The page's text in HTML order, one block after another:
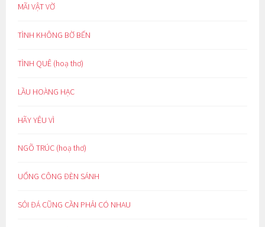
MÃI VẬT VỜ
TÌNH KHÔNG BỜ BẾN
TÌNH QUÊ (hoạ thơ)
LẦU HOÀNG HẠC
HÃY YÊU VÌ
NGÕ TRÚC (hoạ thơ)
UỔNG CÔNG ĐÈN SÁNH
SỎI ĐÁ CŨNG CẦN PHẢI CÓ NHAU